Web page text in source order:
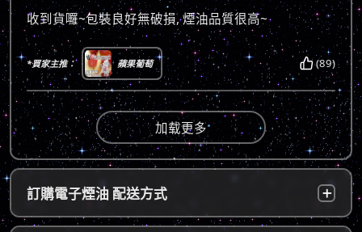
收到貨囉~包裝良好無破損, 煙油品質很高~
*買家主推： 蘋果葡萄 (89)
加载更多
訂購電子煙油 配送方式